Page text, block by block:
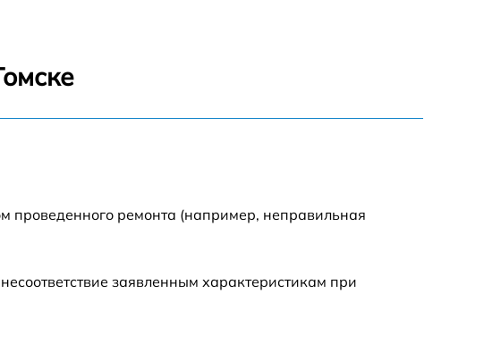
проведенного ремонта (например, неправильная
заявленным характеристикам при